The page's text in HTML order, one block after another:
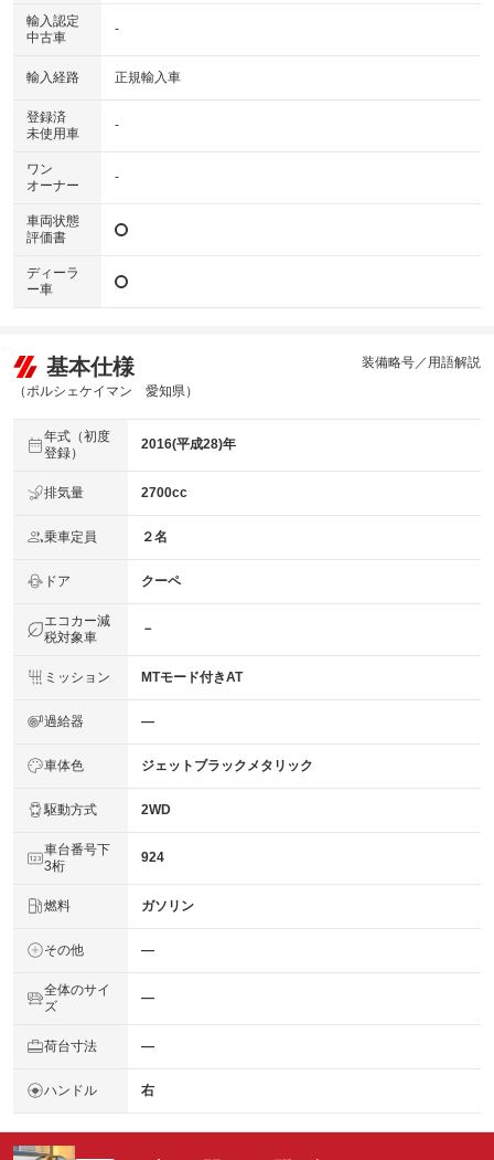
輸入認定
中古車
-
輸入経路 正規輸入車
登録済
未使用車
-
ワン
オーナー
-
車両状態
評価書
ディーラ
ー車
基本仕様
（ポルシェケイマン 愛知県）
装備略号／用語解説
年式（初度
登録）
2016(平成28)年
排気量 2700cc
乗車定員 ２名
ドア クーペ
エコカー減
税対象車
－
ミッション MTモード付きAT
過給器 ―
車体色 ジェットブラックメタリック
駆動方式 2WD
車台番号下
3桁
924
燃料 ガソリン
その他 ―
全体のサイ
ズ
―
荷台寸法 ―
ハンドル 右